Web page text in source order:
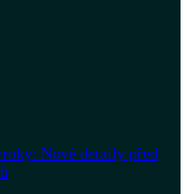
Nové detaily před